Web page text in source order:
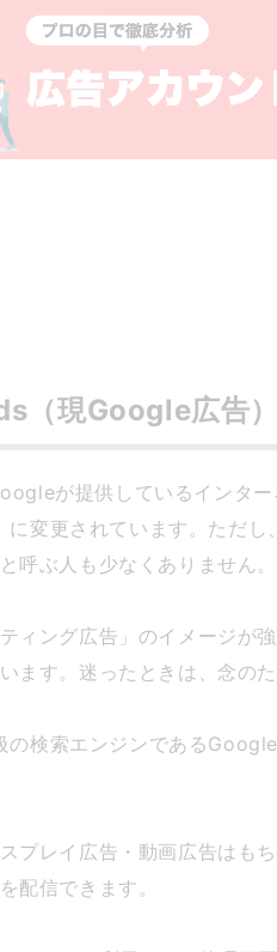
（現Google広告
が提供しているインタ
変更されています。ただ
呼ぶ人も少なくありません。
ィング広告」のイメージが
ます。迷ったときは、念の
検索エンジンである
プレイ広告・動画広告はも
配信できます。